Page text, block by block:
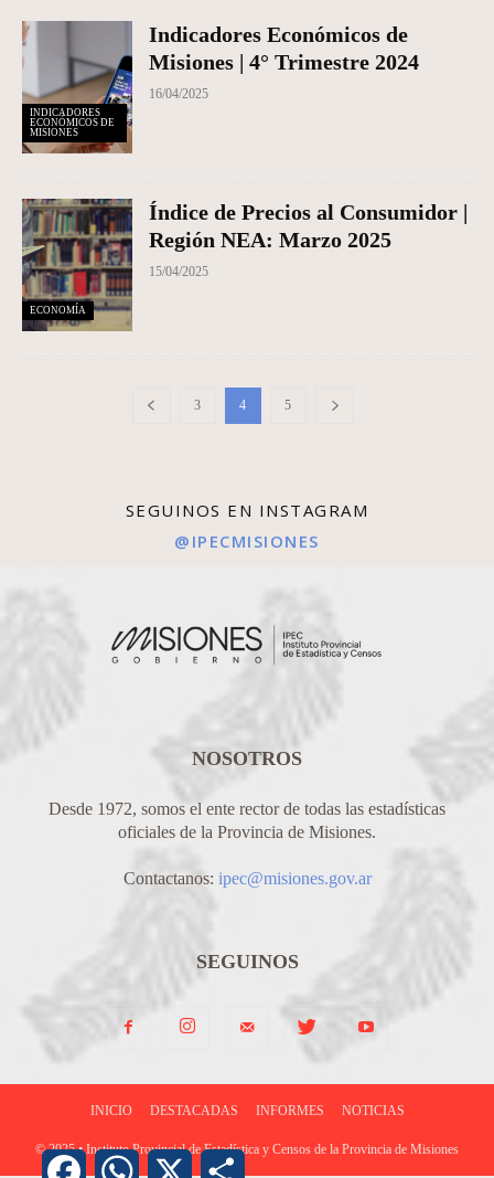
INDICADORES
ECONÓMICOS DE
MISIONES
Indicadores Económicos de
Misiones | 4° Trimestre 2024
16/04/2025
ECONOMÍA
Índice de Precios al Consumidor |
Región NEA: Marzo 2025
15/04/2025
3 4 5
SEGUINOS EN INSTAGRAM
@IPECMISIONES
NOSOTROS
Desde 1972, somos el ente rector de todas las estadísticas
oficiales de la Provincia de Misiones.
Contactanos: ipec@misiones.gov.ar
SEGUINOS
INICIO DESTACADAS INFORMES NOTICIAS
© 2025 • Instituto Provincial de Estadística y Censos de la Provincia de Misiones
FacebookWhatsApp
X Share